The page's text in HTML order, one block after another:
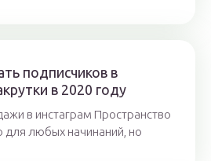
подписчиков в
в 2020 году
в инстаграм Пространство
для любых начинаний, но